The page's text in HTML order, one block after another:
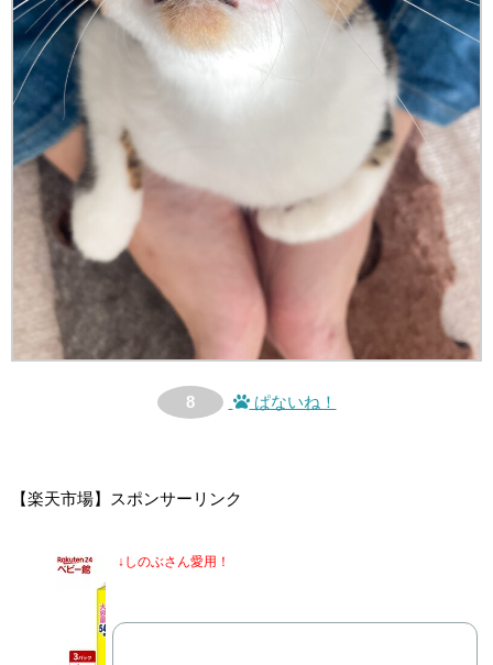
8 ぱないね！
【楽天市場】スポンサーリンク
↓しのぶさん愛用！